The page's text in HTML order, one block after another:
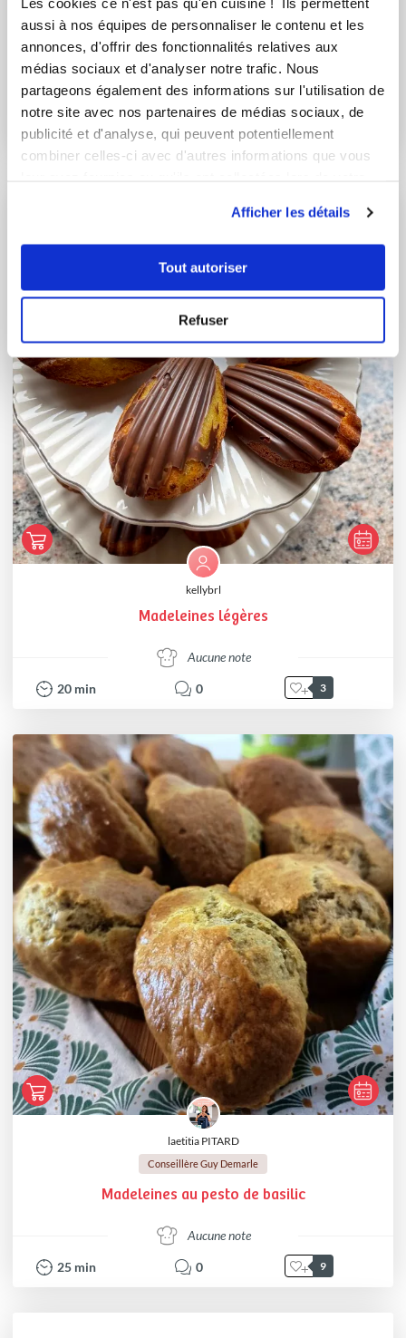
aussi à nos équipes de personnaliser le contenu et les
annonces, d'offrir des fonctionnalités relatives aux
médias sociaux et d'analyser notre trafic. Nous
partageons également des informations sur l'utilisation de
notre site avec nos partenaires de médias sociaux, de
publicité et d'analyse, qui peuvent potentiellement
combiner celles-ci avec d'autres informations que vous
Afficher les détails
Tout autoriser
Refuser
laureh68
Madeleines au citron
Aucune note
45 min 0 11
kellybrl
Madeleines légères
Aucune note
20 min 0 3
laetitia PITARD
Conseillère Guy Demarle
Madeleines au pesto de basilic
Aucune note
25 min 0 9